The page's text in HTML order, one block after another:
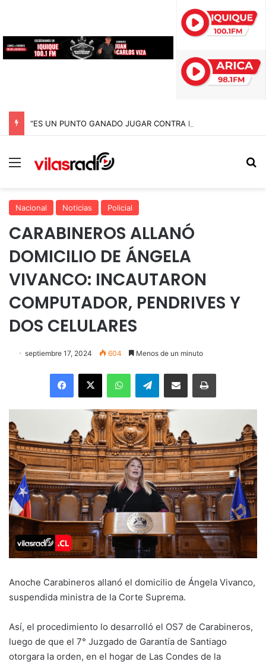
Menú
Nacional Noticias Policial
CARABINEROS ALLANÓ
DOMICILIO DE ÁNGELA
VIVANCO: INCAUTARON
COMPUTADOR, PENDRIVES Y
DOS CELULARES
septiembre 17, 2024 604 Menos de un minuto
Facebook
X WhatsAppTelegramEnviar vía email Imprimir
Anoche Carabineros allanó el domicilio de Ángela Vivanco,
suspendida ministra de la Corte Suprema.
Así, el procedimiento lo desarrolló el OS7 de Carabineros,
luego de que el 7° Juzgado de Garantía de Santiago
otorgara la orden, en el hogar de Las Condes de la